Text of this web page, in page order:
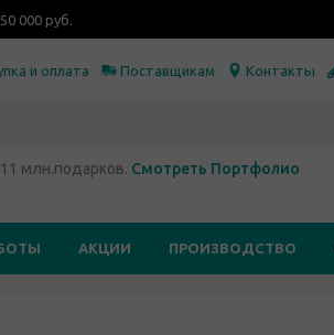
000 руб.
и оплата Поставщикам Контакты
млн.подарков. Смотреть Портфолио
АКЦИИ ПРОИЗВОДСТВО